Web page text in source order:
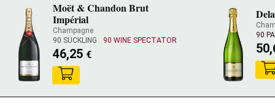
Moët & Chandon Brut
Impérial
Champagne
90 SUCKLING
90 WINE SPECTATOR
46,25 €
90